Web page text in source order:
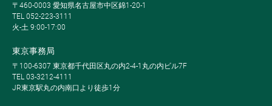
〒460-0003 愛知県名古屋市中区錦1-20-1
TEL 052-223-3111
火-土 9:00-17:00
東京事務局
〒100-6307 東京都千代田区丸の内2-4-1丸の内ビル7F
TEL 03-3212-4111
JR東京駅丸の内南口より徒歩1分